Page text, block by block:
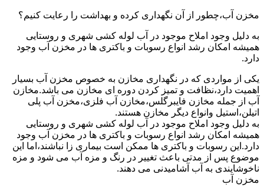
مخزن آب،چطور از آن نگهداری کرده و بهداشت را رعایت کنیم؟
به دلیل وجود املاح موجود در آب لوله کشی شهری و روستایی
همیشه امکان رشد انواع رسوبات و باکتری ها در مخزن آب وجود
دارد.
یکی از مواردی که در نگهداری مخازن به خصوص مخزن آب بسیار
اهمیت دارد،نظافت و تمیز کردن دوره ای مخازن می باشد.مخازن
آب از جمله مخازن فایبرگلس،مخازن آب فلزی،مخزن آب پلی
اتیلن،استیل وانواع دیگر مخازن هستند.
به دلیل وجود املاح موجود در آب لوله کشی شهری و روستایی
همیشه امکان رشد انواع رسوبات و باکتری ها در مخزن آب وجود
دارد.این رسوبات و باکتری ها ممکن است بیماری زا نباشند،اما این
موضوع پس از مدتی باعث تغییر در رنگ و مزه آب می شود و مزه
ناخوشایندی به آب آشامیدنی می دهند.
مخزن آب